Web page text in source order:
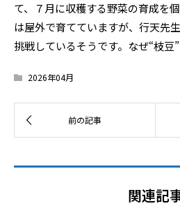
て、７月に収穫する野菜の育成を
は屋外で育てていますが、行天先
挑戦しているそうです。なぜ“枝豆”
2026年04月
関連記